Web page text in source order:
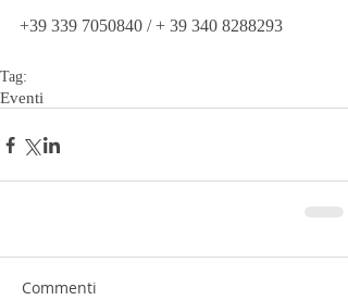
+39 339 7050840 / + 39 340 8288293
Tag:
Eventi
Commenti